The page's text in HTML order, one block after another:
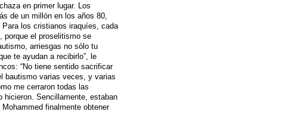
en primer lugar. Los
de un millón en los años 80,
los cristianos iraquíes, cada
porque el proselitismo se
arriesgas no sólo tu
te ayudan a recibirlo”, le
“No tiene sentido sacrificar
bautismo varias veces, y varias
me cerraron todas las
hicieron. Sencillamente, estaban
finalmente obtener